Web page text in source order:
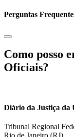
Perguntas
Como posso
Oficiais?
Diário da Justiça da
Tribunal Regional
Rio de Janeiro (RJ)